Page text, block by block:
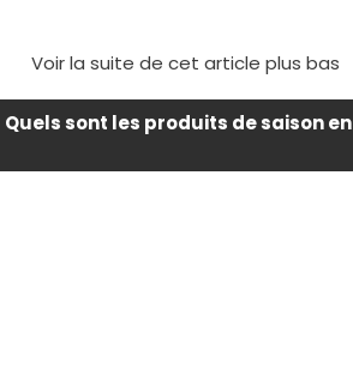
Voir la suite de cet article plus bas
Quels sont les produits de saison en